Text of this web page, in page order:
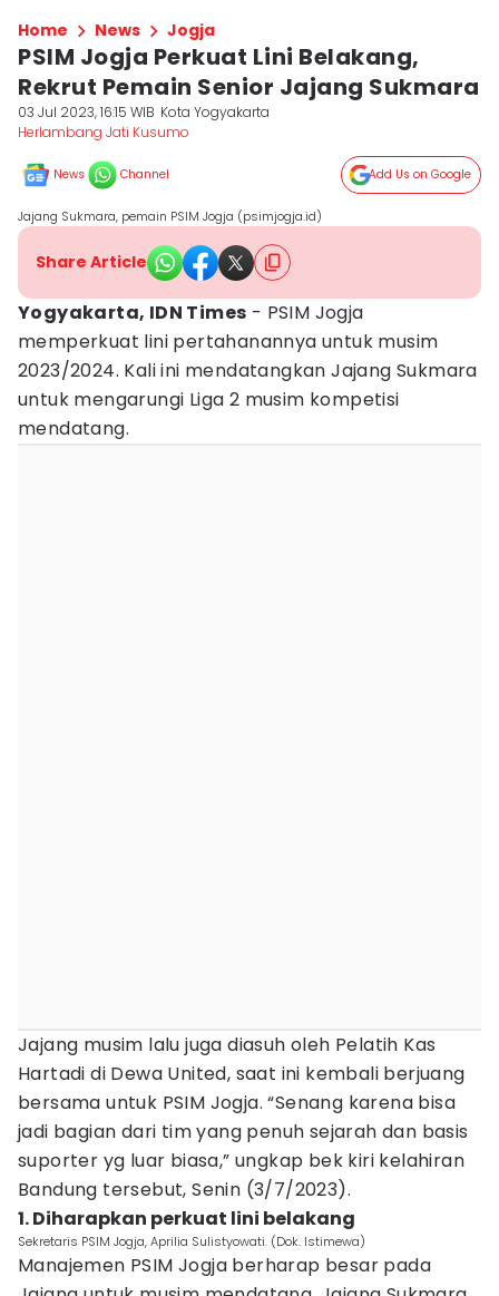
Home News Jogja
PSIM Jogja Perkuat Lini Belakang,
Rekrut Pemain Senior Jajang Sukmara
03 Jul 2023, 16:15 WIB Kota Yogyakarta
Herlambang Jati Kusumo
News Channel Add Us on Google
Jajang Sukmara, pemain PSIM Jogja (psimjogja.id)
Share Article
Yogyakarta, IDN Times - PSIM Jogja
memperkuat lini pertahanannya untuk musim
2023/2024. Kali ini mendatangkan Jajang Sukmara
untuk mengarungi Liga 2 musim kompetisi
mendatang.
Jajang musim lalu juga diasuh oleh Pelatih Kas
Hartadi di Dewa United, saat ini kembali berjuang
bersama untuk PSIM Jogja. “Senang karena bisa
jadi bagian dari tim yang penuh sejarah dan basis
suporter yg luar biasa,” ungkap bek kiri kelahiran
Bandung tersebut, Senin (3/7/2023).
1. Diharapkan perkuat lini belakang
Sekretaris PSIM Jogja, Aprilia Sulistyowati. (Dok. Istimewa)
Manajemen PSIM Jogja berharap besar pada